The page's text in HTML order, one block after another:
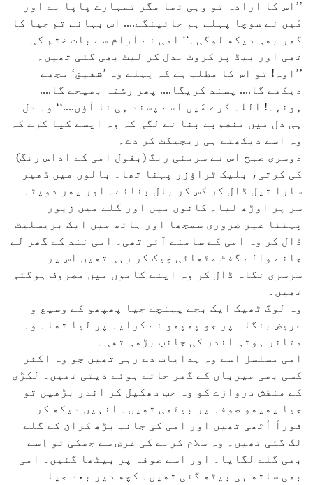
’’اس کا ارادہ تو وہی تھا مگر تمہارے پاپا نے اور
مَیں نے سوچا پہلے ہم جائینگے.... اس بہانے تم جیا کا
گھر بھی دیکھ لوگی۔‘‘ امی نے آرام سے بات ختم کی
تھی اور بیڈ پر کروٹ بدل کر لیٹ بھی گئی تھیں۔
’’اوہ! تو اس کا مطلب ہے کہ پہلے وہ ’شفیق‘ مجھے
دیکھے گا.... پسند کریگا.... پھر رشتہ بھیجے گا....
ہونہہ! اللہ کرے مَیں اسے پسند ہی نا آؤں....‘‘ وہ دل
ہی دل میں منصوبے بنا نے لگی کہ وہ ایسے کیا کرے کہ
وہ اسے دیکھتے ہی ریجیکٹ کر دے۔
دوسری صبح اس نے سرمئی رنگ (بقول امی کے اداس رنگ)
کی کرتی، بلیک ٹراؤزر پہنا تھا۔ بالوں میں ڈھیر
سارا تیل ڈال کر کس کر بال بنائے۔ اور پھر دوپٹہ
سر پر اوڑھ لیا۔ کانوں میں اور گلے میں زیور
پہننا غیر ضروری سمجھا اور ہاتھ میں ایک بریسلیٹ
ڈال کر وہ امی کے سامنے آئی تھی۔ امی نند کے گھر لے
جانے والے گفٹ مٹھائی چیک کر رہی تھیں اس پر
سرسری نگاہ ڈال کر وہ اپنے کاموں میں مصروف ہوگئی
تھیں۔
وہ لوگ ٹھیک ایک بجے پہنچے جیا پھپھو کے وسیع و
عریض بنگلہ پر جو پھپھو نے کرایہ پر لیا تھا۔ وہ
متاثر ہوتی اندر کی جانب بڑھی تھی۔
امی مسلسل اسے وہ ہدایات دے رہی تھیں جو وہ اکثر
کسی بھی میزبان کے گھر جاتے ہوئے دیتی تھیں۔ لکڑی
کے منقش دروازے کو وہ جب دھکیل کر اندر بڑھیں تو
جیا پھپھو صوفہ پر بیٹھی تھیں۔ انہیں دیکھ کر
فوراً اُٹھی تھیں اور امی کی جانب بڑھ کران کے گلے
لگ گئی تھیں۔ وہ سلام کرنے کی غرض سے جھکی تو اِسے
بھی گلے لگایا۔ اور اسے صوفہ پر بیٹھا گئیں۔ امی
بھی ساتھ ہی بیٹھ گئی تھیں۔ کچھ دیر بعد جیا